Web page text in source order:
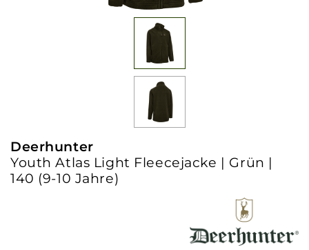
Deerhunter
Youth Atlas Light Fleecejacke | Grün |
140 (9-10 Jahre)